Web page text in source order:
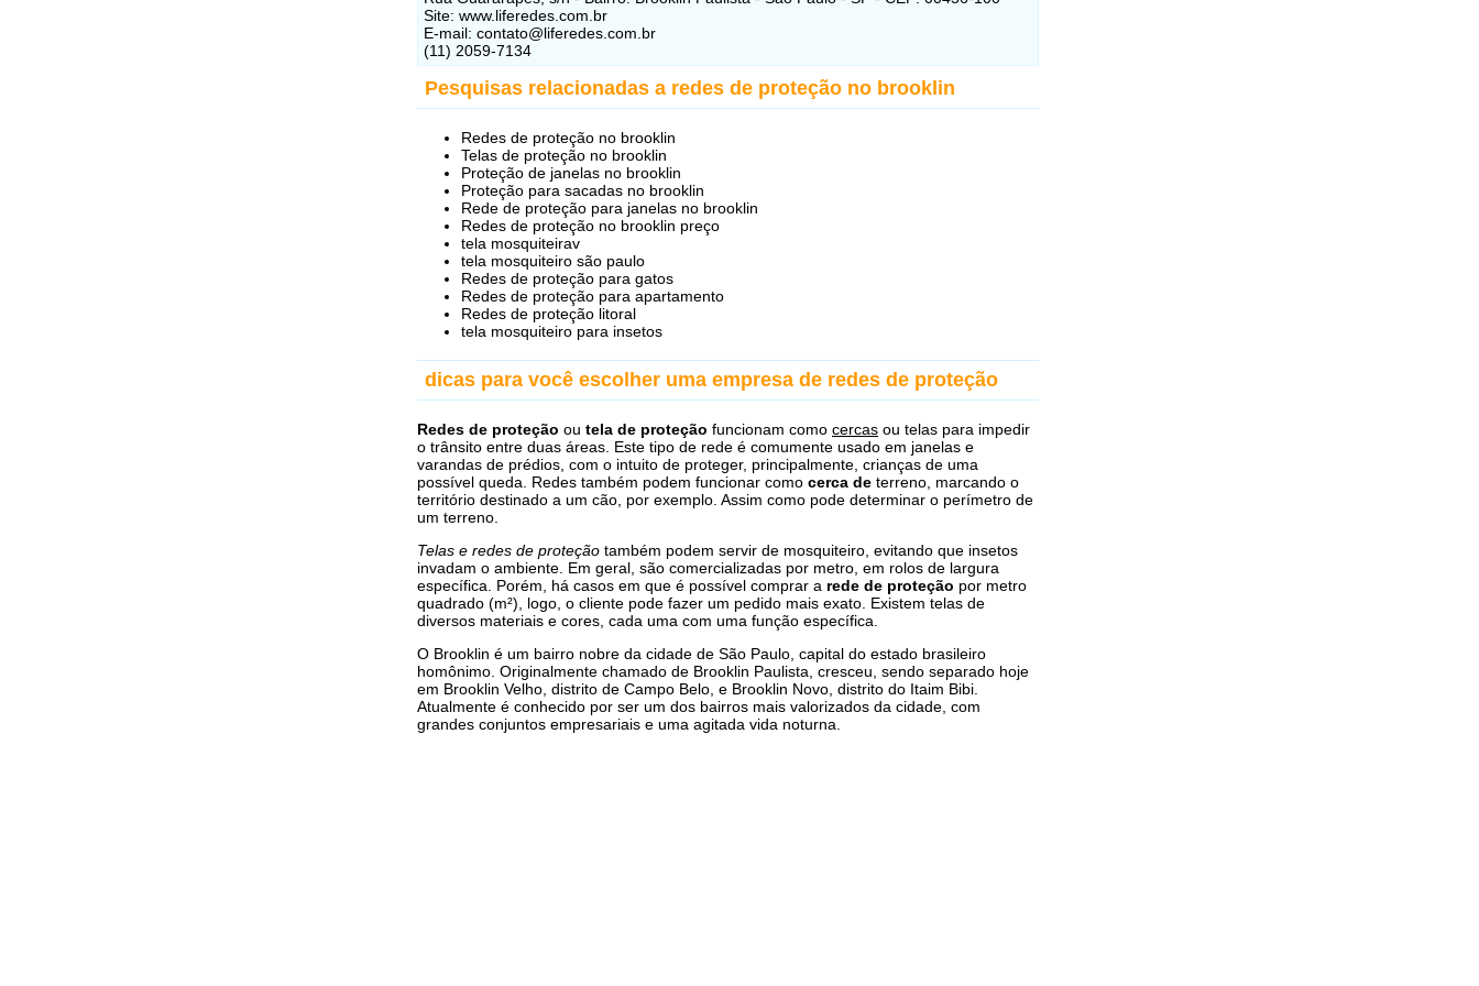
Site: www.liferedes.com.br
E-mail: contato@liferedes.com.br
(11) 2059-7134
Pesquisas relacionadas a redes de proteção no brooklin
Redes de proteção no brooklin
Telas de proteção no brooklin
Proteção de janelas no brooklin
Proteção para sacadas no brooklin
Rede de proteção para janelas no brooklin
Redes de proteção no brooklin preço
tela mosquiteirav
tela mosquiteiro são paulo
Redes de proteção para gatos
Redes de proteção para apartamento
Redes de proteção litoral
tela mosquiteiro para insetos
dicas para você escolher uma empresa de redes de proteção
Redes de proteção ou tela de proteção funcionam como cercas ou telas para impedir
o trânsito entre duas áreas. Este tipo de rede é comumente usado em janelas e
varandas de prédios, com o intuito de proteger, principalmente, crianças de uma
possível queda. Redes também podem funcionar como cerca de terreno, marcando o
território destinado a um cão, por exemplo. Assim como pode determinar o perímetro de
um terreno.
Telas e redes de proteção também podem servir de mosquiteiro, evitando que insetos
invadam o ambiente. Em geral, são comercializadas por metro, em rolos de largura
específica. Porém, há casos em que é possível comprar a rede de proteção por metro
quadrado (m²), logo, o cliente pode fazer um pedido mais exato. Existem telas de
diversos materiais e cores, cada uma com uma função específica.
O Brooklin é um bairro nobre da cidade de São Paulo, capital do estado brasileiro
homônimo. Originalmente chamado de Brooklin Paulista, cresceu, sendo separado hoje
em Brooklin Velho, distrito de Campo Belo, e Brooklin Novo, distrito do Itaim Bibi.
Atualmente é conhecido por ser um dos bairros mais valorizados da cidade, com
grandes conjuntos empresariais e uma agitada vida noturna.